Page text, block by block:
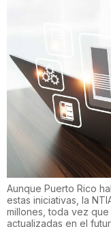
Aunque Puerto Rico
estas iniciativas, la
millones, toda vez que
actualizadas en el